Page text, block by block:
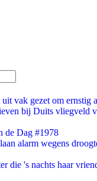
vak gezet om ernstig
bij Duits vliegveld
de Dag #1978
alarm wegens
die 's nachts haar